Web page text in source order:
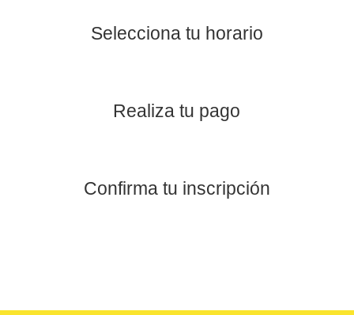
Selecciona tu horario
Realiza tu pago
Confirma tu inscripción